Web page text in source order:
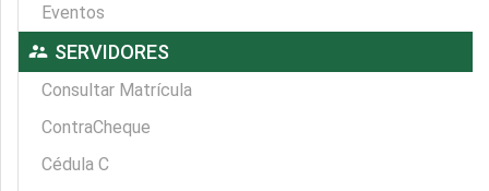
Eventos
supervisor_account SERVIDORES
Consultar Matrícula
ContraCheque
Cédula C